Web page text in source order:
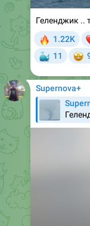
Геленджик ..
1.22K
11
Supernova+